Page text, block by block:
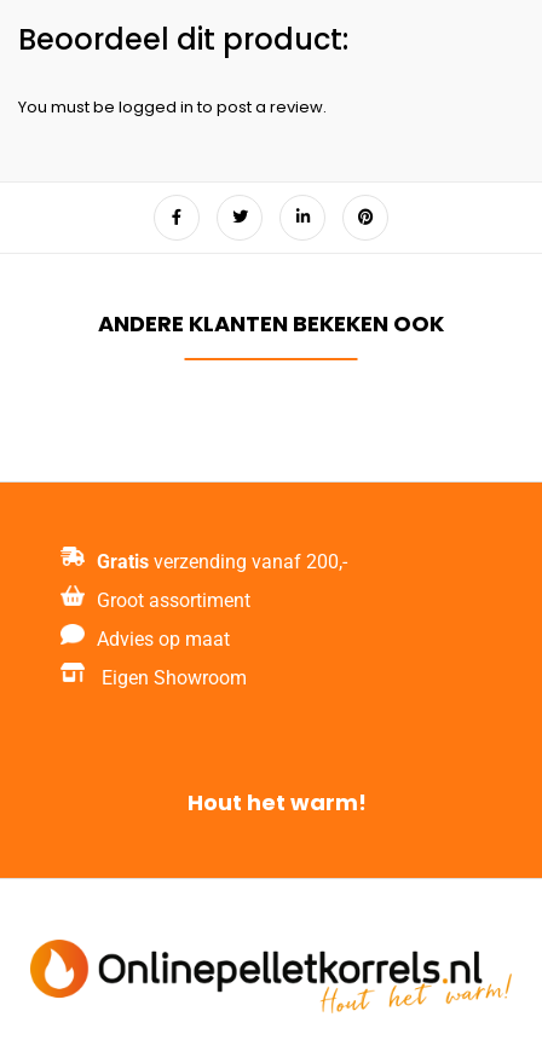
You must be logged into post a review.
Gratis verzending vanaf 200,-
Groot assortiment
Advies op maat
Eigen Showroom
Hout het warm!